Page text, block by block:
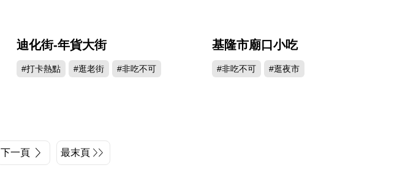
迪化街-年貨大街
#打卡熱點 #逛老街 #非吃不可
基隆市廟口小吃
#非吃不可 #逛夜市
下一頁 最末頁